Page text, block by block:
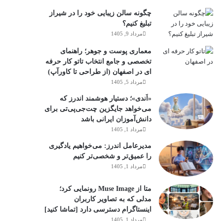
چگونه سالن زیبایی خود را در شیراز
تبلیغ کنیم؟
مرداد 9, 1405
معماری پوست و جوهر؛ راهنمای
تخصصی و جامع انتخاب تاتو کار حرفه
ای در اصفهان (از طراحی تا کاورآپ)
مرداد 5, 1405
«اَندی»؛ دستیار هوشمند اندرز که
می‌خواهد جایگزین چت‌جی‌پی‌تی برای
دانش‌آموزان ایرانی باشد
مرداد 1, 1405
مدیرعامل اندرز: می‌خواهیم یادگیری
را عمیق‌تر و شخصی‌تر کنیم
مرداد 1, 1405
متا از Muse Image رونمایی کرد؛
مدلی که به تصاویر کاربران
اینستاگرام دسترسی دارد [تماشا کنید]
مرداد 1, 1405